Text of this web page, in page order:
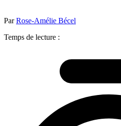
ParRose-Amélie Bécel
Temps de lecture :